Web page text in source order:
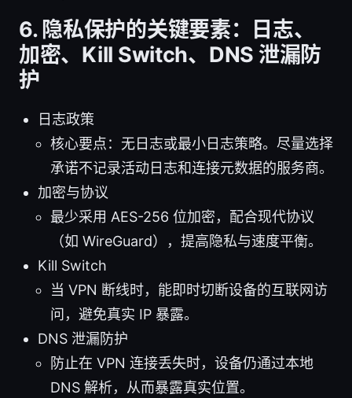
6. 隐私保护的关键要素：日志、
加密、Kill Switch、DNS 泄漏防
护
日志政策
核心要点：无日志或最小日志策略。尽量选择
承诺不记录活动日志和连接元数据的服务商。
加密与协议
最少采用 AES-256 位加密，配合现代协议
（如 WireGuard），提高隐私与速度平衡。
Kill Switch
当 VPN 断线时，能即时切断设备的互联网访
问，避免真实 IP 暴露。
DNS 泄漏防护
防止在 VPN 连接丢失时，设备仍通过本地
DNS 解析，从而暴露真实位置。